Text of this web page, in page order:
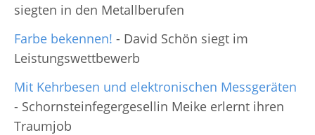
siegten in den Metallberufen
Farbe bekennen! - David Schön siegt im
Leistungswettbewerb
Mit Kehrbesen und elektronischen Messgeräten
- Schornsteinfegergesellin Meike erlernt ihren
Traumjob